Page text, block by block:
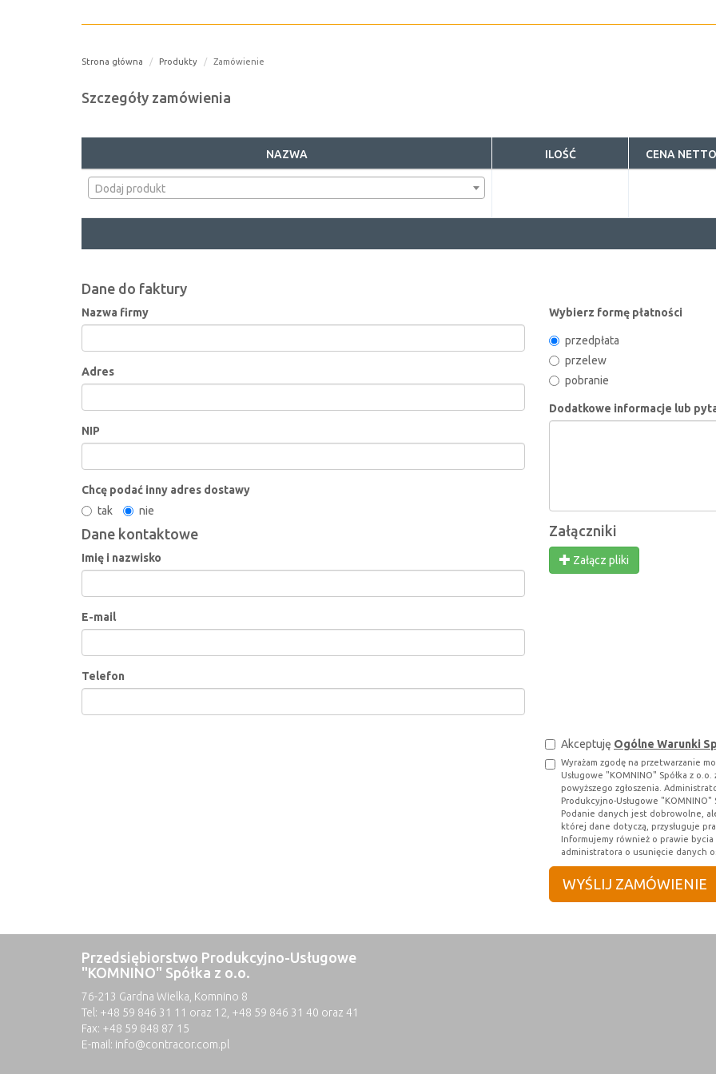
Strona główna Produkty Zamówienie
Szczegóły zamówienia
NAZWA ILOŚĆ CENA
Dodaj produkt
Dane do faktury
Nazwa firmy
Adres
NIP
Chcę podać inny adres dostawy
tak
nie
Dane kontaktowe
Imię i nazwisko
E-mail
Telefon
Wybierz formę płatności
przedpłata
przelew
pobranie
Dodatkowe informacje lub
Załączniki
Załącz pliki
Akceptuję Ogólne Warunki
Wyrażam zgodę na przetwarzanie
Usługowe "KOMNINO" Spółka z
powyższego zgłoszenia.
Produkcyjno-Usługowe "KOMNINO"
Podanie danych jest dobrowolne,
której dane dotyczą, przysługuje
Informujemy również o prawie
administratora o usunięcie danych
Przedsiębiorstwo Produkcyjno-Usługowe
"KOMNINO" Spółka z o.o.
76-213 Gardna Wielka, Komnino 8
Tel: +48 59 846 31 11 oraz 12, +48 59 846 31 40 oraz 41
Fax: +48 59 848 87 15
E-mail: info@contracor.com.pl